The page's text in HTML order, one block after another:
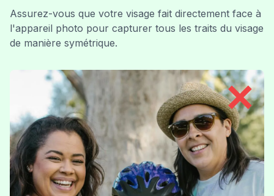
Assurez-vous que votre visage fait directement face à
l'appareil photo pour capturer tous les traits du visage
de manière symétrique.
✕